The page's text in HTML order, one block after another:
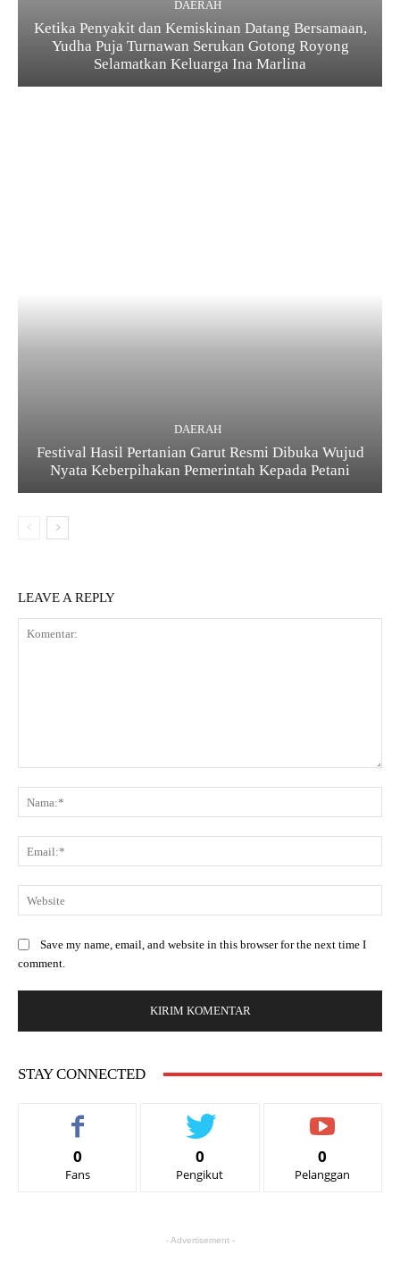
DAERAH
Ketika Penyakit dan Kemiskinan Datang Bersamaan,
Yudha Puja Turnawan Serukan Gotong Royong
Selamatkan Keluarga Ina Marlina
DAERAH
Festival Hasil Pertanian Garut Resmi Dibuka Wujud
Nyata Keberpihakan Pemerintah Kepada Petani
LEAVE A REPLY
Save my name, email, and website in this browser for the next time I
comment.
STAY CONNECTED
0
Fans
0
Pengikut
0
Pelanggan
- Advertisement -